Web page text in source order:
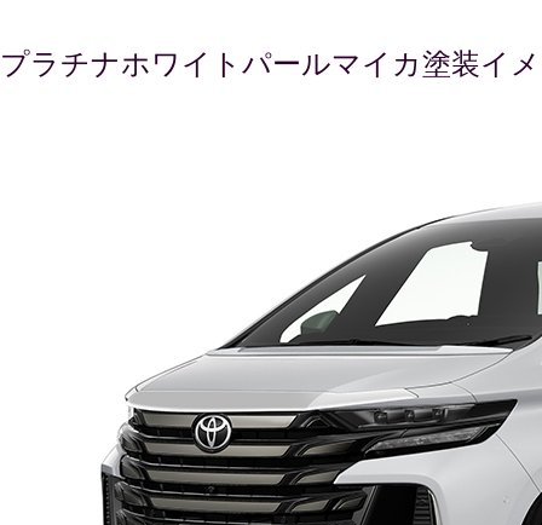
プラチナホワイトパールマイカ塗装イ